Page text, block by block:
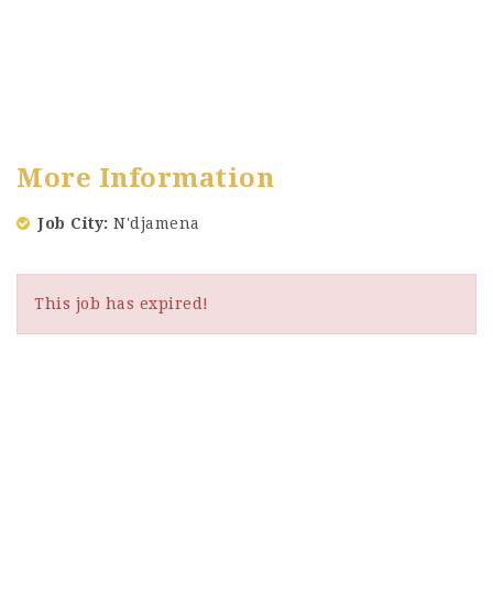
More Information
Job City N'djamena
This job has expired!